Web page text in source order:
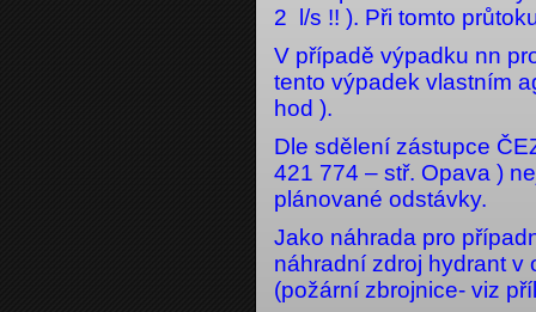
2 l/s !! ). Při tomto
V případě výpadku nn
tento výpadek vlastním
hod ).
Dle sdělení zástupce
421 774 – stř. Opava )
plánované odstávky.
Jako náhrada pro
náhradní zdroj hydrant
(požární zbrojnice- viz